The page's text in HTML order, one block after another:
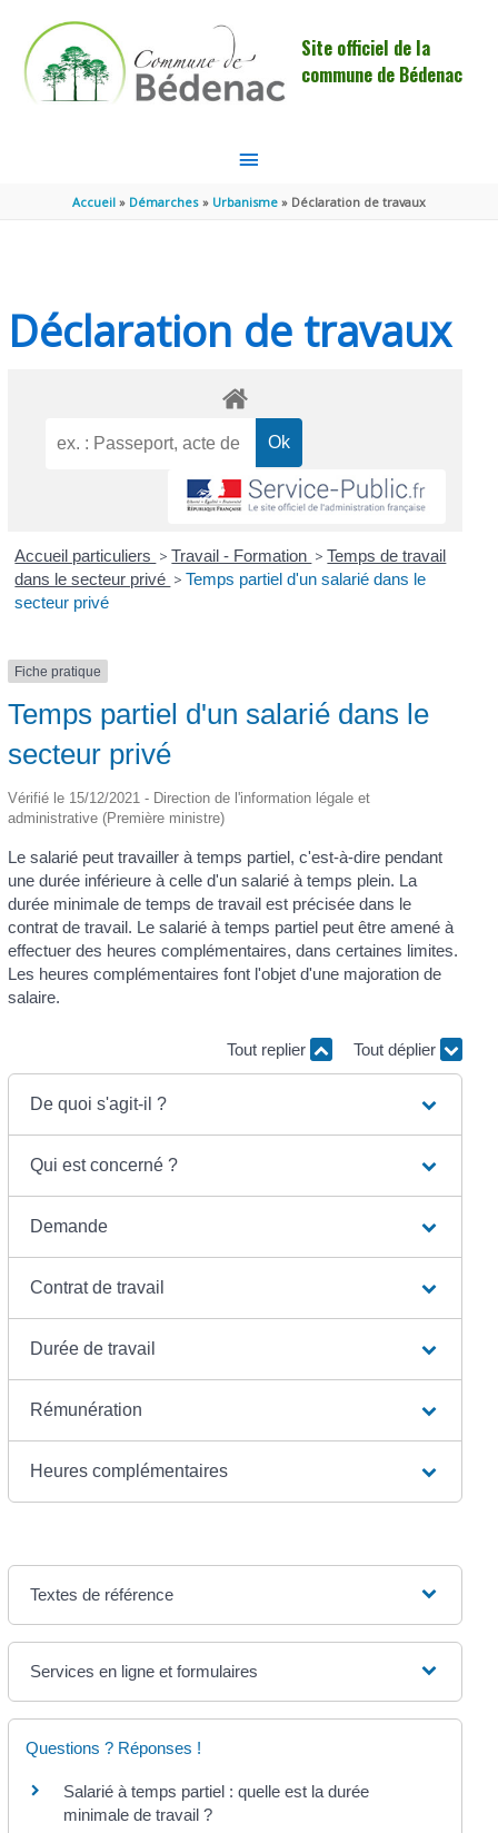
Site officiel de la
commune de Bédenac
MENU
PRINCIPAL
Accueil Démarches Urbanisme Déclaration de travaux
Déclaration de travaux
Accueil particuliers > Travail - Formation > Temps de travail
dans le secteur privé > Temps partiel d'un salarié dans le
secteur privé
Fiche pratique
Temps partiel d'un salarié dans le
secteur privé
Vérifié le 15/12/2021 - Direction de l'information légale et
administrative (Première ministre)
Le salarié peut travailler à temps partiel, c'est-à-dire pendant
une durée inférieure à celle d'un salarié à temps plein. La
durée minimale de temps de travail est précisée dans le
contrat de travail. Le salarié à temps partiel peut être amené à
effectuer des heures complémentaires, dans certaines limites.
Les heures complémentaires font l'objet d'une majoration de
salaire.
Tout replier Tout déplier
De quoi s'agit-il ?
Qui est concerné ?
Demande
Contrat de travail
Durée de travail
Rémunération
Heures complémentaires
Textes de référence
Services en ligne et formulaires
Questions ? Réponses !
Salarié à temps partiel : quelle est la durée
minimale de travail ?